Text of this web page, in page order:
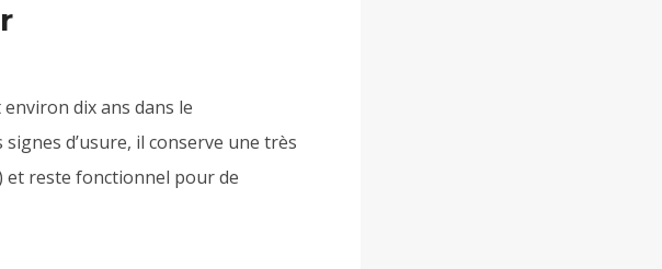
dix ans dans le
d’usure, il conserve une très
et reste fonctionnel pour de